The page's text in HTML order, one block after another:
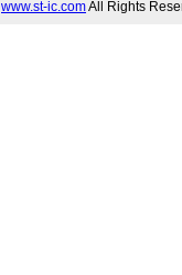
www.st-ic.comAll Rights